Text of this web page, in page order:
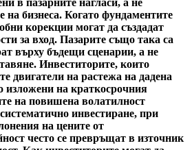
в пазарните нагласи, а не
на бизнеса. Когато фундаментите
корекции могат да създадат
за вход. Пазарите също така са
върху бъдещи сценарии, а не
Инвеститорите, които
двигатели на растежа на дадена
изложени на краткосрочния
на повишена волатилност
инвестиране, при
на цените от
често се превръщат в източник